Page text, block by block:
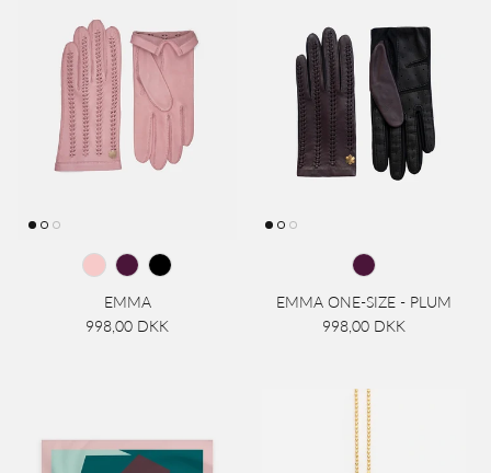
EMMA
998,00 DKK
EMMA ONE-SIZE - PLUM
998,00 DKK